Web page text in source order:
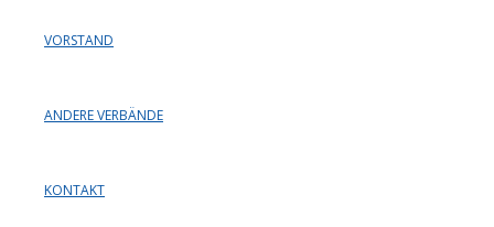
VORSTAND
ANDERE VERBÄNDE
KONTAKT